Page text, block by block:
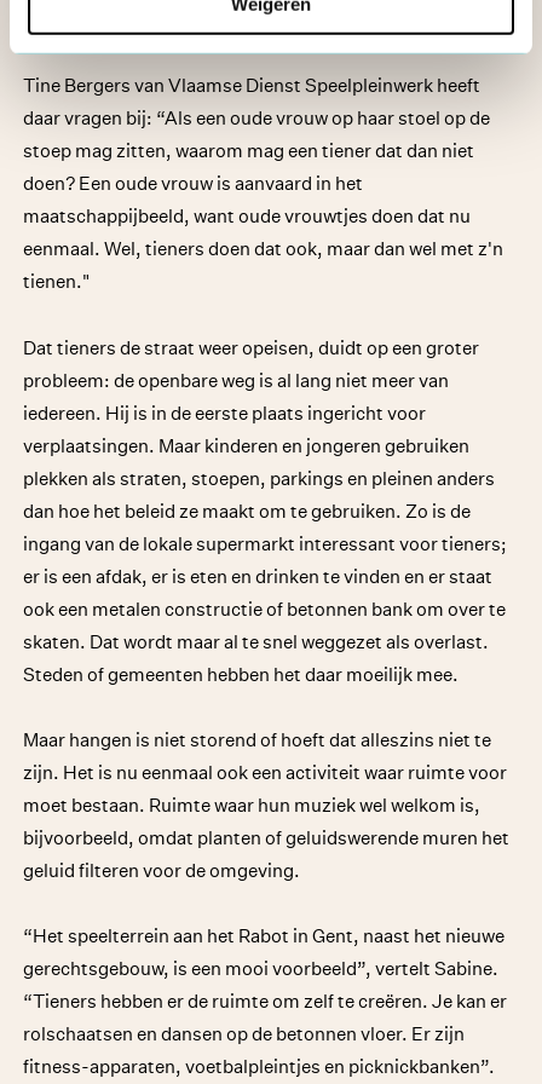
plek waar ouders hun kinderen leren fietsen.
Tine Bergers van Vlaamse Dienst Speelpleinwerk heeft
daar vragen bij: “Als een oude vrouw op haar stoel op de
stoep mag zitten, waarom mag een tiener dat dan niet
doen? Een oude vrouw is aanvaard in het
maatschappijbeeld, want oude vrouwtjes doen dat nu
eenmaal. Wel, tieners doen dat ook, maar dan wel met z'n
tienen."
Dat tieners de straat weer opeisen, duidt op een groter
probleem: de openbare weg is al lang niet meer van
iedereen. Hij is in de eerste plaats ingericht voor
verplaatsingen. Maar kinderen en jongeren gebruiken
plekken als straten, stoepen, parkings en pleinen anders
dan hoe het beleid ze maakt om te gebruiken. Zo is de
ingang van de lokale supermarkt interessant voor tieners;
er is een afdak, er is eten en drinken te vinden en er staat
ook een metalen constructie of betonnen bank om over te
skaten. Dat wordt maar al te snel weggezet als overlast.
Steden of gemeenten hebben het daar moeilijk mee.
Maar hangen is niet storend of hoeft dat alleszins niet te
zijn. Het is nu eenmaal ook een activiteit waar ruimte voor
moet bestaan. Ruimte waar hun muziek wel welkom is,
bijvoorbeeld, omdat planten of geluidswerende muren het
geluid filteren voor de omgeving.
“Het speelterrein aan het Rabot in Gent, naast het nieuwe
gerechtsgebouw, is een mooi voorbeeld”, vertelt Sabine.
“Tieners hebben er de ruimte om zelf te creëren. Je kan er
rolschaatsen en dansen op de betonnen vloer. Er zijn
fitness-apparaten, voetbalpleintjes en picknickbanken”.